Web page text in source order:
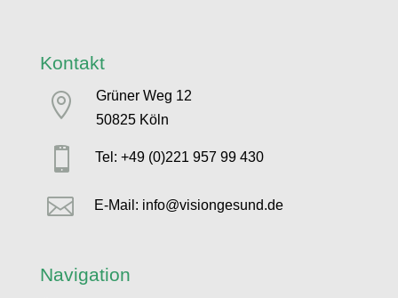
Kontakt

Grüner Weg 12
50825 Köln
 Tel: +49 (0)221 957 99 430
 E-Mail: info@visiongesund.de
Navigation